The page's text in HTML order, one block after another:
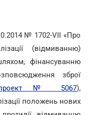
№ 1702-VII «Про
(відмиванню)
фінансуванню
зброї
№ 5067),
положень нових